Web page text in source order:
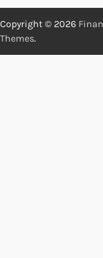
Copyright © 2026
Themes.